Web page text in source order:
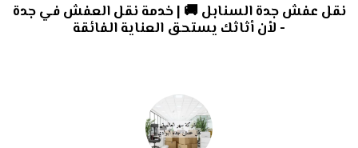
نقل عفش جدة السنابل 🚚 | خدمة نقل العفش في جدة
- لأن أثاثك يستحق العناية الفائقة